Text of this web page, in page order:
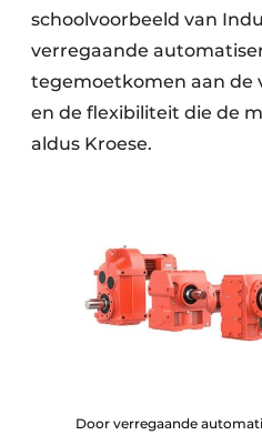
schoolvoorbeeld van
verregaande
tegemoetkomen aan de
en de flexibiliteit die de
aldus Kroese.
Door verregaande